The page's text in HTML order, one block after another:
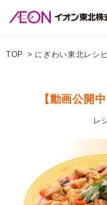
TOP にぎわい東北レシ
【動画公開
レ